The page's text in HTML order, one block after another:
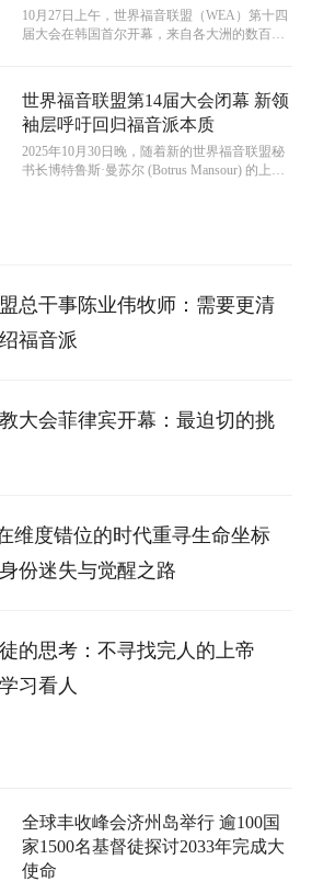
10月27日上午，世界福音联盟（WEA）第十四
届大会在韩国首尔开幕，来自各大洲的数百名
世界福音联盟第14届大会闭幕 新领
袖层呼吁回归福音派本质
​2025年10月30日晚，随着新的世界福音联盟秘
书长博特鲁斯·曼苏尔 (Botrus Mansour) 的上
总干事陈业伟牧师：需要更清
福音派
大会菲律宾开幕：最迫切的挑
维度错位的时代重寻生命坐标
份迷失与觉醒之路
的思考：不寻找完人的上帝
习看人
全球丰收峰会济州岛举行 逾100国
家1500名基督徒探讨2033年完成大
使命